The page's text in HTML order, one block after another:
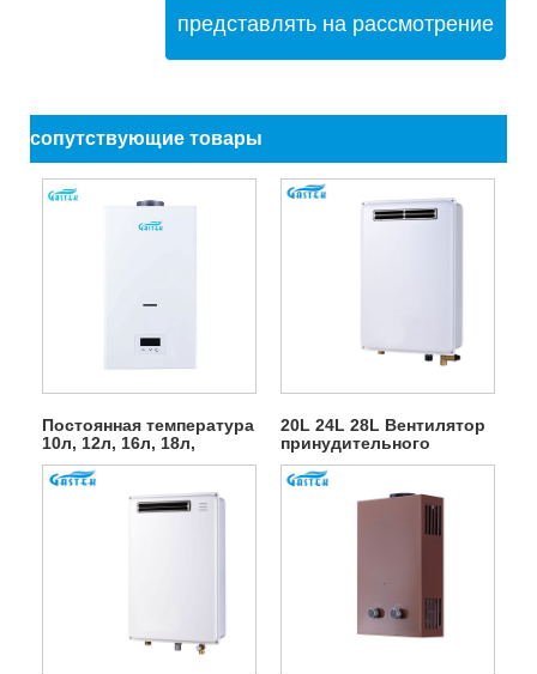
представлять на рассмотрение
сопутствующие товары
Постоянная температура
10л, 12л, 16л, 18л,
горячая распродажа, тип
дымохода, настенный
безрезервуарный
мгновенный газовый
20L 24L 28L Вентилятор
принудительного
наружного газового
гейзера для душа с
горячей водой